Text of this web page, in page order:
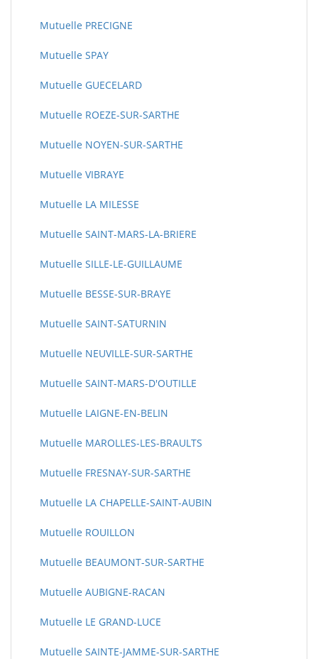
Mutuelle PRECIGNE
Mutuelle SPAY
Mutuelle GUECELARD
Mutuelle ROEZE-SUR-SARTHE
Mutuelle NOYEN-SUR-SARTHE
Mutuelle VIBRAYE
Mutuelle LA MILESSE
Mutuelle SAINT-MARS-LA-BRIERE
Mutuelle SILLE-LE-GUILLAUME
Mutuelle BESSE-SUR-BRAYE
Mutuelle SAINT-SATURNIN
Mutuelle NEUVILLE-SUR-SARTHE
Mutuelle SAINT-MARS-D'OUTILLE
Mutuelle LAIGNE-EN-BELIN
Mutuelle MAROLLES-LES-BRAULTS
Mutuelle FRESNAY-SUR-SARTHE
Mutuelle LA CHAPELLE-SAINT-AUBIN
Mutuelle ROUILLON
Mutuelle BEAUMONT-SUR-SARTHE
Mutuelle AUBIGNE-RACAN
Mutuelle LE GRAND-LUCE
Mutuelle SAINTE-JAMME-SUR-SARTHE